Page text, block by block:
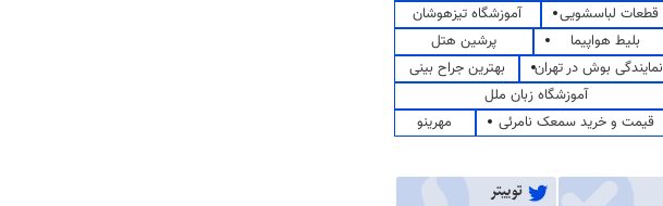
قطعات لباسشویی
آموزشگاه تیزهوشان
بلیط هواپیما
پرشین هتل
نمایندگی بوش در تهران
بهترین جراح بینی
آموزشگاه زبان ملل
قیمت و خرید سمعک نامرئی
مهرینو